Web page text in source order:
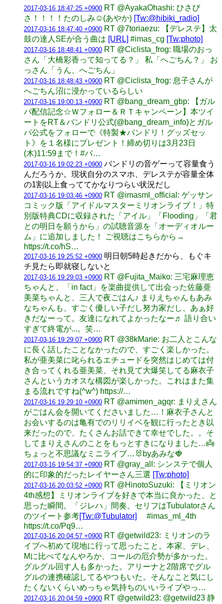
2017-03-16 18:47:25 +0900 RT @AyakaOhashi: ひさび
さ！！！！たのしみ☺️(あやか) [Tw:@hibiki_radio]
2017-03-16 18:47:40 +0900 RT @7toriaezu: 【デレステ】太
鼓の達人SEが合う曲は [URL] #imas_cg [Tw:photo]
2017-03-16 18:48:41 +0900 RT @Ciclista_frog: 職場のおっ
さん「大橋彩香って知ってる？」 私「へごちん？」 お
っさん「うん、へごちん」
2017-03-16 18:48:43 +0900 RT @Ciclista_frog: 息子さんが
へごちん沼に浸かっているらしい
2017-03-16 19:00:13 +0900 RT @bang_dream_gbp: 【ガル
パ配信記念☆Ｗフォロー＆ＲＴキャンペーン】本ツイ
ートをRT＆バンドリ公式(@bang_dream_info)とガル
パ公式をフォローで《特製★バンドリ！グッズセッ
ト》を１名様にプレゼント！締め切りは3月23日
(木)11:59まで！#バ…
2017-03-16 19:02:23 +0900 バンドリの音ゲーって容量食う
んだろうか。現状自分のスマホ、デレステが容量全体
の1割以上食っててかなりつらい状況だし
2017-03-16 19:03:46 +0900 RT @imasml_official: ゲッサン
コミック版「アイドルマスターミリオンライブ！」特
別版特典CDに収録された「アイル」「Flooding」「君
との明日を願うから」の試聴音源を「オーディオルー
ム」に追加しました！ ご視聴はこちらから→
https://t.co/hS…
2017-03-16 19:25:52 +0900 明日朝5時起きだから、もぐキ
チ見たら即就寝しないと
2017-03-16 19:29:03 +0900 RT @Fujita_Maiko: 三宅麻理恵
ちゃんと、「in fact」を楽曲提供して出会った佐藤亜
美菜ちゃんと、三人で夜ごはん♪ まりえちゃんもあみ
なちゃんも、すごく優しい子だし努力家だし、あぁ好
きだなーって。友達になれてよかったなー♬ 語り合い
すぎて終電が...。笑…
2017-03-16 19:29:07 +0900 RT @38kMarie: お二人とこんな
に長く話したことなかったので、すごく楽しかった。
私が亜美菜に叱られるエチュードを突然はじめては付
き合ってくれる亜美菜、それ見て大爆笑してる麻衣子
さんというカオスな構図が楽しかった。これはまた集
まる流れですね(^w^) https://…
2017-03-16 19:29:10 +0900 RT @amimen_agqr: まりえさん
がごはん会を開いてくださいました…！麻衣子さんと
お会いするのは亀有でのリリイベを観に行ったとき以
来だったので、たくさんお話できて幸せでした。。そ
してまりえさんのことをもっとすきになりました…👼
ちょっと不思議なミニライブ…🐰byあみな🍓
2017-03-16 19:54:37 +0900 RT @gray_all: シンステで個人
的に印象的だったレイヤーさん三選 [Tw:photo]
2017-03-16 20:03:52 +0900 RT @HinotoSuzuki: 【ミリオン
4th感想】ミリオンライブを好きで本当に良かった、と
思った瞬間。「ジレハ」間奏。セリフはTubulatorさん
のツイート参考[Tw:@Tubulator]
#imas_ml_4th
https://t.co/Pq9…
2017-03-16 20:04:57 +0900 RT @getwild23: ミリオンのラ
イブへ初めて現地に行って思ったこと。本家、デレ、
Mに比べてなんやろか、コールの厄介勢が多かった。
グルグル回す人も多かった。アリーナと2階席でグル
グルの連携確認してるやつもいた。そんなこと気にし
たくないくらいめっちゃ気持ちのいいライブやっ…
2017-03-16 20:04:59 +0900 RT @getwild23: @getwild23 静